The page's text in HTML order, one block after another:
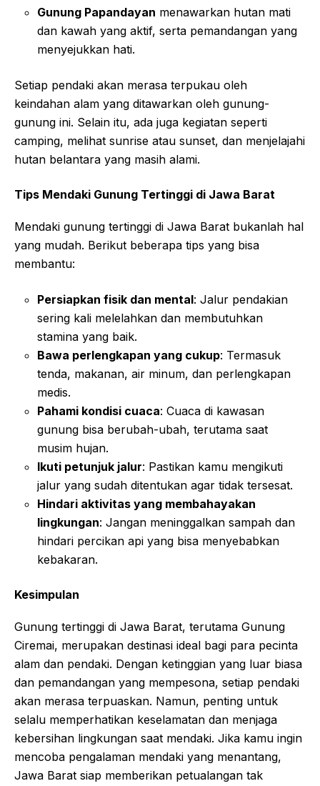
Gunung Papandayan menawarkan hutan mati
dan kawah yang aktif, serta pemandangan yang
menyejukkan hati.
Setiap pendaki akan merasa terpukau oleh
keindahan alam yang ditawarkan oleh gunung-
gunung ini. Selain itu, ada juga kegiatan seperti
camping, melihat sunrise atau sunset, dan menjelajahi
hutan belantara yang masih alami.
Tips Mendaki Gunung Tertinggi di Jawa Barat
Mendaki gunung tertinggi di Jawa Barat bukanlah hal
yang mudah. Berikut beberapa tips yang bisa
membantu:
Persiapkan fisik dan mental: Jalur pendakian
sering kali melelahkan dan membutuhkan
stamina yang baik.
Bawa perlengkapan yang cukup: Termasuk
tenda, makanan, air minum, dan perlengkapan
medis.
Pahami kondisi cuaca: Cuaca di kawasan
gunung bisa berubah-ubah, terutama saat
musim hujan.
Ikuti petunjuk jalur: Pastikan kamu mengikuti
jalur yang sudah ditentukan agar tidak tersesat.
Hindari aktivitas yang membahayakan
lingkungan: Jangan meninggalkan sampah dan
hindari percikan api yang bisa menyebabkan
kebakaran.
Kesimpulan
Gunung tertinggi di Jawa Barat, terutama Gunung
Ciremai, merupakan destinasi ideal bagi para pecinta
alam dan pendaki. Dengan ketinggian yang luar biasa
dan pemandangan yang mempesona, setiap pendaki
akan merasa terpuaskan. Namun, penting untuk
selalu memperhatikan keselamatan dan menjaga
kebersihan lingkungan saat mendaki. Jika kamu ingin
mencoba pengalaman mendaki yang menantang,
Jawa Barat siap memberikan petualangan tak